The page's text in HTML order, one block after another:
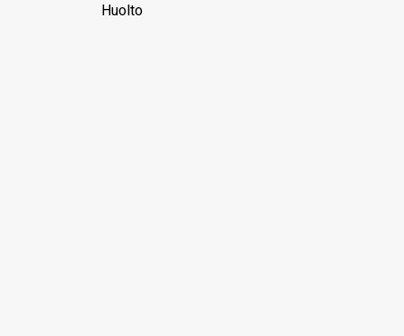
Huolto